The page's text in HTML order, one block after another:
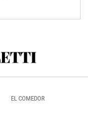
EL COMEDOR